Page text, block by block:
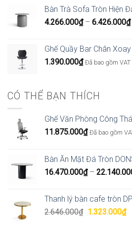
Bàn Trà Sofa Tròn Hiện
4.266.000₫ – 6.426.000₫
Ghế Quầy Bar Chân
1.390.000₫ Đã bao gồm VAT
CÓ THỂ BẠN THÍCH
Ghế Văn Phòng Công
11.875.000₫ Đã bao gồm
Bàn Ăn Mặt Đá Tròn
16.470.000₫ –
Thanh lý bàn cafe tròn
2.646.000₫ Giá
1.323.000₫Giá